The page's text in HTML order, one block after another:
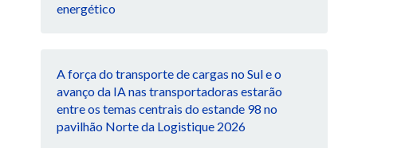
energético
A força do transporte de cargas no Sul e o
avanço da IA nas transportadoras estarão
entre os temas centrais do estande 98 no
pavilhão Norte da Logistique 2026